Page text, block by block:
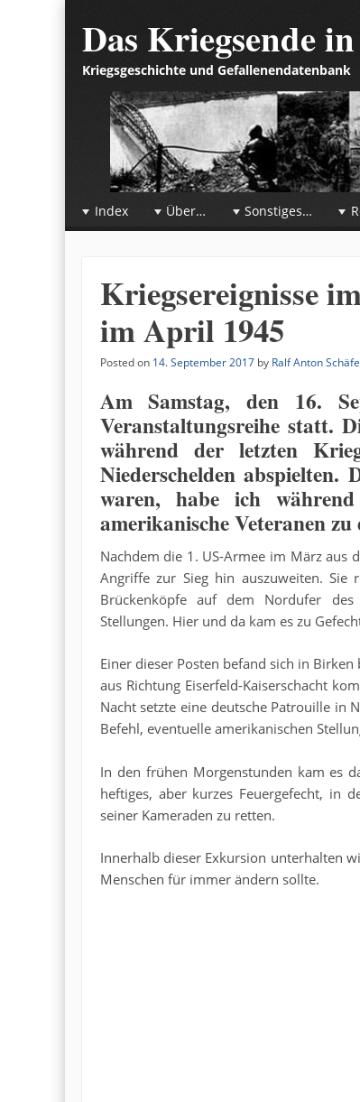
Das Kriegsende
Kriegsgeschichte und Gefallenendatenbank
☰Menu
Skip to content
Index Über… Sonstiges…
Kriegsereignisse
im April 1945
Posted on 14. September 2017by Ralf Anton
Am Samstag, den 16.
Veranstaltungsreihe statt.
während der letzten
Niederschelden abspielten.
waren, habe ich
amerikanische Veteranen
Nachdem die 1. US-Armee im März aus
Angriffe zur Sieg hin auszuweiten. Sie
Brückenköpfe auf dem Nordufer des
Stellungen. Hier und da kam es zu
Einer dieser Posten befand sich in
aus Richtung Eiserfeld-Kaiserschacht
Nacht setzte eine deutsche Patrouille in
Befehl, eventuelle amerikanischen
In den frühen Morgenstunden kam es
heftiges, aber kurzes Feuergefecht, in
seiner Kameraden zu retten.
Innerhalb dieser Exkursion unterhalten
Menschen für immer ändern sollte.